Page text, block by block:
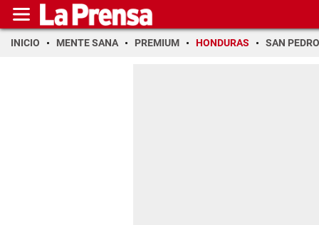
INICIO MENTE SANA PREMIUM HONDURAS SAN PEDRO